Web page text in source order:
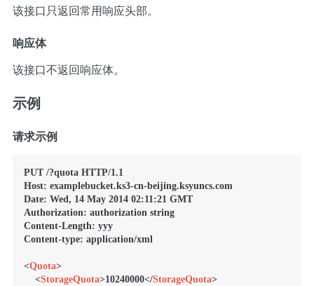
该接口只返回常用响应头部。
响应体
该接口不返回响应体。
示例
请求示例
PUT /?quota HTTP/1.1
Host: examplebucket.ks3-cn-beijing.ksyuncs.com
Date: Wed, 14 May 2014 02:11:21 GMT
Authorization: authorization string
Content-Length: yyy
Content-type: application/xml
<Quota>
<StorageQuota>10240000</StorageQuota>